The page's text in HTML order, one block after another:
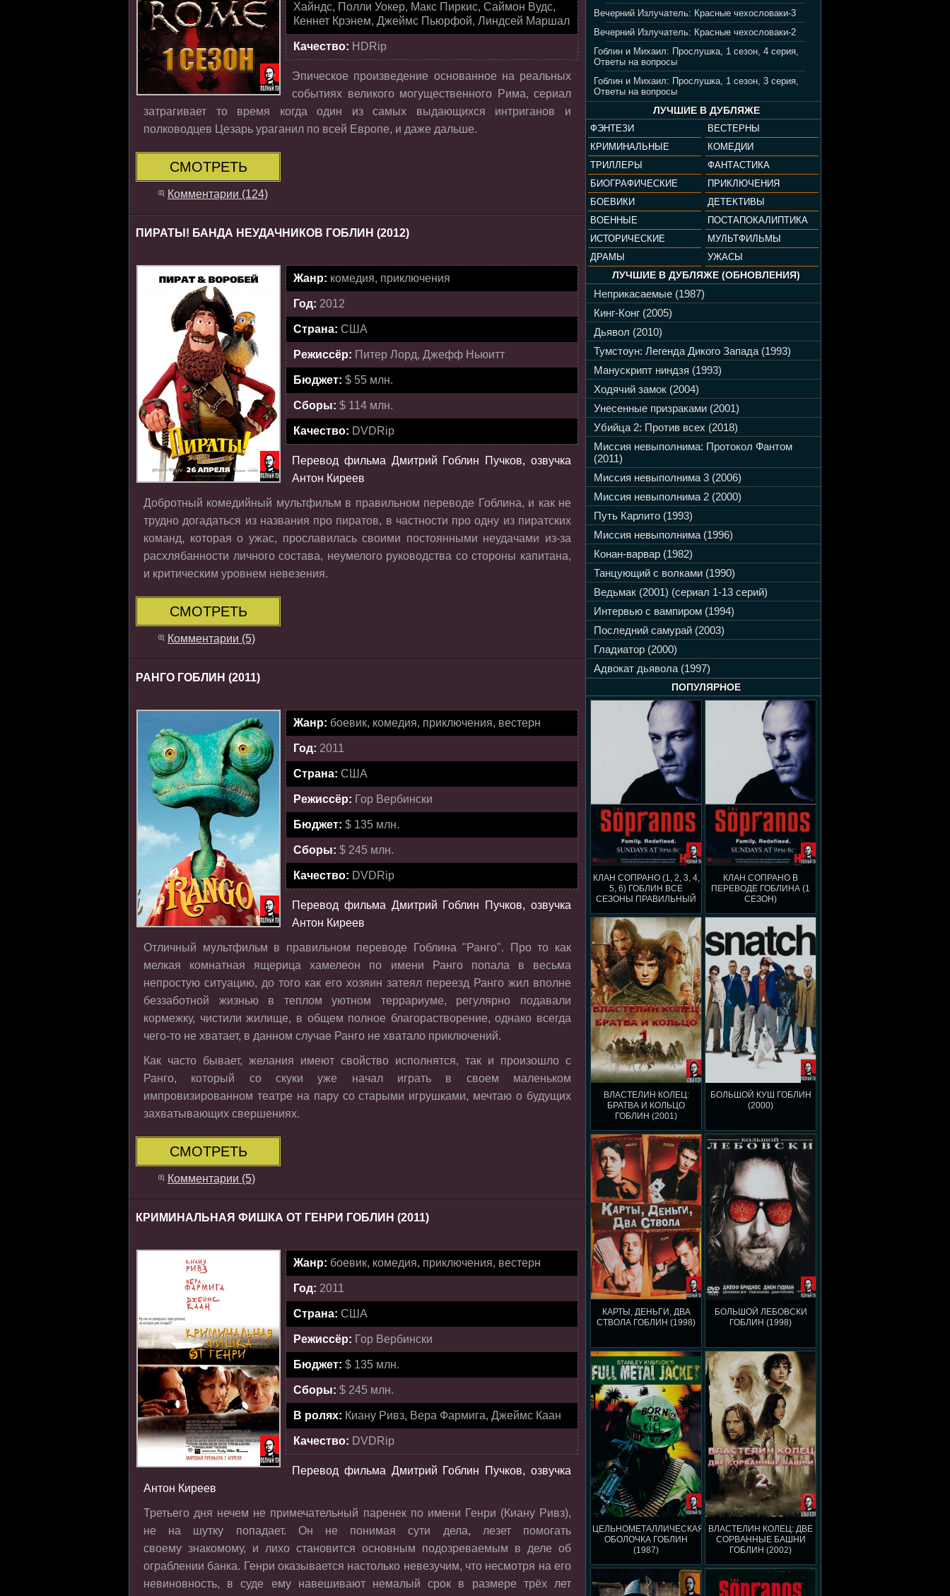
Вечерний Излучатель: Красные чехословаки-3
Вечерний Излучатель: Красные чехословаки-2
Гоблин и Михаил: Прослушка, 1 сезон, 4 серия,
Ответы на вопросы
Гоблин и Михаил: Прослушка, 1 сезон, 3 серия,
Ответы на вопросы
ЛУЧШИЕ В ДУБЛЯЖЕ
ФЭНТЕЗИ
ВЕСТЕРНЫ
КРИМИНАЛЬНЫЕ
КОМЕДИИ
ТРИЛЛЕРЫ
ФАНТАСТИКА
БИОГРАФИЧЕСКИЕ
ПРИКЛЮЧЕНИЯ
БОЕВИКИ
ДЕТЕКТИВЫ
ВОЕННЫЕ
ПОСТАПОКАЛИПТИКА
ИСТОРИЧЕСКИЕ
МУЛЬТФИЛЬМЫ
ДРАМЫ
УЖАСЫ
ЛУЧШИЕ В ДУБЛЯЖЕ (ОБНОВЛЕНИЯ)
Неприкасаемые (1987)
Кинг-Конг (2005)
Дьявол (2010)
Тумстоун: Легенда Дикого Запада (1993)
Манускрипт ниндзя (1993)
Ходячий замок (2004)
Унесенные призраками (2001)
Убийца 2: Против всех (2018)
Миссия невыполнима: Протокол Фантом
(2011)
Миссия невыполнима 3 (2006)
Миссия невыполнима 2 (2000)
Путь Карлито (1993)
Миссия невыполнима (1996)
Конан-варвар (1982)
Танцующий с волками (1990)
Ведьмак (2001) (сериал 1-13 серий)
Интервью с вампиром (1994)
Последний самурай (2003)
Гладиатор (2000)
Адвокат дьявола (1997)
ПОПУЛЯРНОЕ
КЛАН СОПРАНО (1, 2, 3, 4,
5, 6) ГОБЛИН ВСЕ
СЕЗОНЫ ПРАВИЛЬНЫЙ
КЛАН СОПРАНО В
ПЕРЕВОДЕ ГОБЛИНА (1
СЕЗОН)
ВЛАСТЕЛИН КОЛЕЦ:
БРАТВА И КОЛЬЦО
ГОБЛИН (2001)
БОЛЬШОЙ КУШ ГОБЛИН
(2000)
КАРТЫ, ДЕНЬГИ, ДВА
СТВОЛА ГОБЛИН (1998)
БОЛЬШОЙ ЛЕБОВСКИ
ГОБЛИН (1998)
ЦЕЛЬНОМЕТАЛЛИЧЕСКАЯ
ОБОЛОЧКА ГОБЛИН
(1987)
ВЛАСТЕЛИН КОЛЕЦ: ДВЕ
СОРВАННЫЕ БАШНИ
ГОБЛИН (2002)
Хайндс, Полли Уокер, Макс Пиркис, Саймон Вудс,
Кеннет Крэнем, Джеймс Пьюрфой, Линдсей Маршал
Качество: HDRip
Эпическое произведение основанное на реальных
событиях великого могущественного Рима, сериал
затрагивает то время когда один из самых выдающихся интриганов и
полководцев Цезарь ураганил по всей Европе, и даже дальше.
СМОТРЕТЬ
Комментарии (124)
ПИРАТЫ! БАНДА НЕУДАЧНИКОВ ГОБЛИН (2012)
Жанр: комедия, приключения
Год: 2012
Страна: США
Режиссёр: Питер Лорд, Джефф Ньюитт
Бюджет: $ 55 млн.
Сборы: $ 114 млн.
Качество: DVDRip
Перевод фильма Дмитрий Гоблин Пучков, озвучка
Антон Киреев
Добротный комедийный мультфильм в правильном переводе Гоблина, и как не
трудно догадаться из названия про пиратов, в частности про одну из пиратских
команд, которая о ужас, прославилась своими постоянными неудачами из-за
расхлябанности личного состава, неумелого руководства со стороны капитана,
и критическим уровнем невезения.
СМОТРЕТЬ
Комментарии (5)
РАНГО ГОБЛИН (2011)
Жанр: боевик, комедия, приключения, вестерн
Год: 2011
Страна: США
Режиссёр: Гор Вербински
Бюджет: $ 135 млн.
Сборы: $ 245 млн.
Качество: DVDRip
Перевод фильма Дмитрий Гоблин Пучков, озвучка
Антон Киреев
Отличный мультфильм в правильном переводе Гоблина "Ранго". Про то как
мелкая комнатная ящерица хамелеон по имени Ранго попала в весьма
непростую ситуацию, до того как его хозяин затеял переезд Ранго жил вполне
беззаботной жизнью в теплом уютном террариуме, регулярно подавали
кормежку, чистили жилище, в общем полное благорастворение, однако всегда
чего-то не хватает, в данном случае Ранго не хватало приключений.
Как часто бывает, желания имеют свойство исполнятся, так и произошло с
Ранго, который со скуки уже начал играть в своем маленьком
импровизированном театре на пару со старыми игрушками, мечтаю о будущих
захватывающих свершениях.
СМОТРЕТЬ
Комментарии (5)
КРИМИНАЛЬНАЯ ФИШКА ОТ ГЕНРИ ГОБЛИН (2011)
Жанр: боевик, комедия, приключения, вестерн
Год: 2011
Страна: США
Режиссёр: Гор Вербински
Бюджет: $ 135 млн.
Сборы: $ 245 млн.
В ролях: Киану Ривз, Вера Фармига, Джеймс Каан
Качество: DVDRip
Перевод фильма Дмитрий Гоблин Пучков, озвучка
Антон Киреев
Третьего дня нечем не примечательный паренек по имени Генри (Киану Ривз),
не на шутку попадает. Он не понимая сути дела, лезет помогать
своему знакомому, и лихо становится основным подозреваемым в деле об
ограблении банка. Генри оказывается настолько невезучим, что несмотря на его
невиновность, в суде ему навешивают немалый срок в размере трёх лет